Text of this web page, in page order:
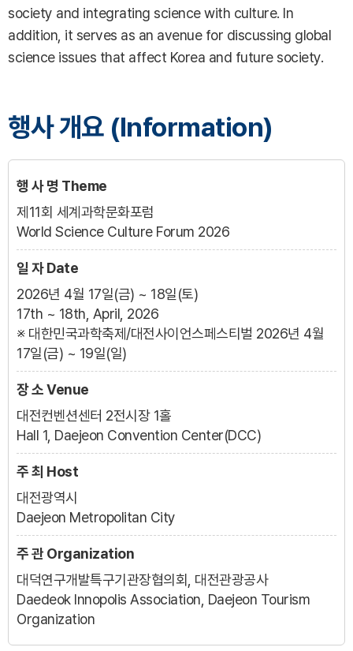
society and integrating science with culture. In
addition, it serves as an avenue for discussing global
science issues that affect Korea and future society.
행사 개요 (Information)
행 사 명 Theme
제11회 세계과학문화포럼
World Science Culture Forum 2026
일 자Date
2026년 4월 17일(금) ~ 18일(토)
17th ~ 18th, April, 2026
※ 대한민국과학축제/대전사이언스페스티벌 2026년 4월
17일(금) ~ 19일(일)
장 소Venue
대전컨벤션센터 2전시장 1홀
Hall 1, Daejeon Convention Center(DCC)
주 최 Host
대전광역시
Daejeon Metropolitan City
주 관 Organization
대덕연구개발특구기관장협의회, 대전관광공사
Daedeok Innopolis Association, Daejeon Tourism
Organization